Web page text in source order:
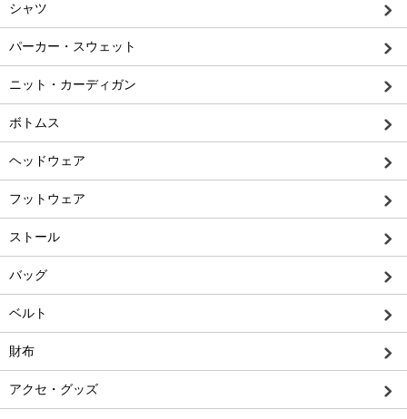
シャツ
パーカー・スウェット
ニット・カーディガン
ボトムス
ヘッドウェア
フットウェア
ストール
バッグ
ベルト
財布
アクセ・グッズ